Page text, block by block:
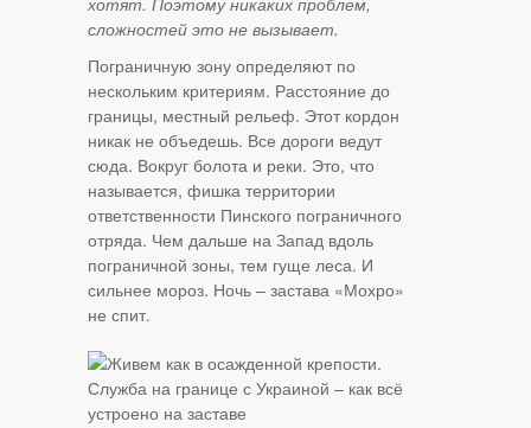
сложностей это не вызывает.
Пограничную зону определяют по
нескольким критериям. Расстояние до
границы, местный рельеф. Этот кордон
никак не объедешь. Все дороги ведут
сюда. Вокруг болота и реки. Это, что
называется, фишка территории
ответственности Пинского пограничного
отряда. Чем дальше на Запад вдоль
пограничной зоны, тем гуще леса. И
сильнее мороз. Ночь – застава «Мохро»
не спит.